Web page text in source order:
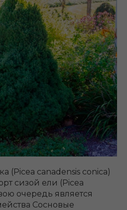
(Picea canadensis conica)
сизой ели (Picea
очередь является
Сосновые